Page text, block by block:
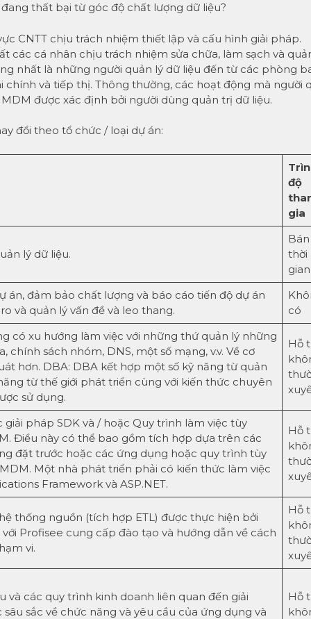
thất bại từ góc độ chất lượng dữ liệu?
CNTT chịu trách nhiệm thiết lập và cấu hình giải pháp.
các cá nhân chịu trách nhiệm sửa chữa, làm sạch và
nhất là những người quản lý dữ liệu đến từ các phòng
và tiếp thị. Thông thường, các hoạt động mà người
được xác định bởi người dùng quản trị dữ liệu.
đổi theo tổ chức / loại dự án:
độ
gia
lý dữ liệu.
Bán
thời
gian
án, đảm bảo chất lượng và báo cáo tiến độ dự án
và quản lý vấn đề và leo thang.
có
có xu hướng làm việc với những thứ quản lý những
sách nhóm, DNS, một số mạng, v.v. Về cơ
hơn. DBA: DBA kết hợp một số kỹ năng từ quản
từ thế giới phát triển cùng với kiến ​​thức chuyên
sử dụng.
Hỗ
pháp SDK và / hoặc Quy trình làm việc tùy
Điều này có thể bao gồm tích hợp dựa trên các
đặt trước hoặc các ứng dụng hoặc quy trình tùy
Một nhà phát triển phải có kiến ​​thức làm việc
Framework và ASP.NET.
Hỗ
thống nguồn (tích hợp ETL) được thực hiện bởi
Profisee cung cấp đào tạo và hướng dẫn về cách
vi.
Hỗ
và các quy trình kinh doanh liên quan đến giải
sắc về chức năng và yêu cầu của ứng dụng và
Hỗ